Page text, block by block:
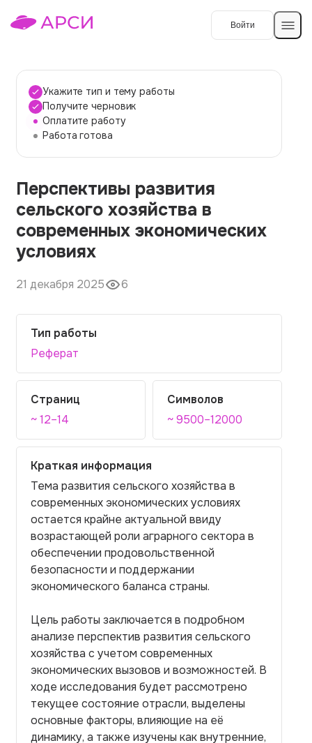
Войти
Темы работ
О сервисе
О компании
Наши гарантии
Порядок оплаты
Контакты
Укажите тип и тему работы
Получите черновик
Оплатите работу
Работа готова
Перспективы развития
сельского хозяйства в
современных экономических
условиях
21 декабря 2025 6
Тип работы
Реферат
Страниц
~ 12–14
Символов
~ 9500–12000
Краткая информация
Тема развития сельского хозяйства в
современных экономических условиях
остается крайне актуальной ввиду
возрастающей роли аграрного сектора в
обеспечении продовольственной
безопасности и поддержании
экономического баланса страны.
Цель работы заключается в подробном
анализе перспектив развития сельского
хозяйства с учетом современных
экономических вызовов и возможностей. В
ходе исследования будет рассмотрено
текущее состояние отрасли, выделены
основные факторы, влияющие на её
динамику, а также изучены как внутренние,